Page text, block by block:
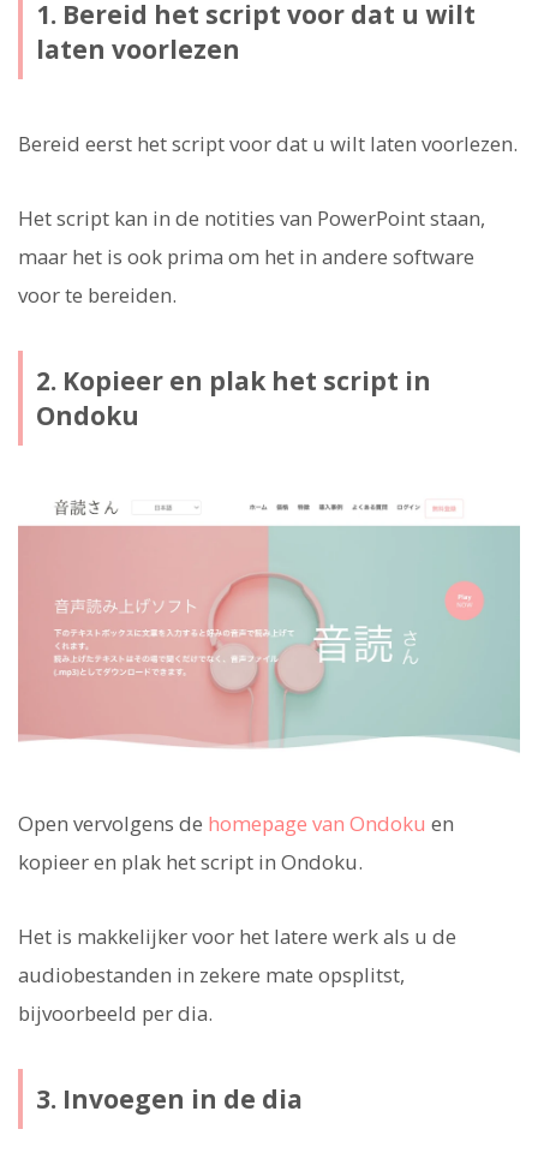
1. Bereid het script voor dat u wilt
laten voorlezen
Bereid eerst het script voor dat u wilt laten voorlezen.
Het script kan in de notities van PowerPoint staan,
maar het is ook prima om het in andere software
voor te bereiden.
2. Kopieer en plak het script in
Ondoku
Open vervolgens de homepage van Ondoku en
kopieer en plak het script in Ondoku.
Het is makkelijker voor het latere werk als u de
audiobestanden in zekere mate opsplitst,
bijvoorbeeld per dia.
3. Invoegen in de dia